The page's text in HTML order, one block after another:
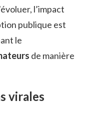
l’impact
publique est
le
de manière
virales